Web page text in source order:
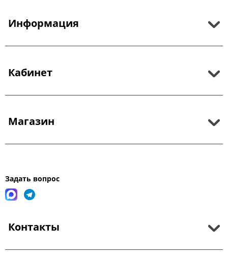
Информация
Кабинет
Магазин
Задать вопрос
Контакты